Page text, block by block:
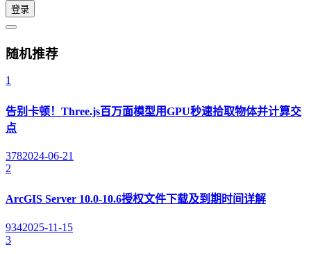
登录
随机推荐
1
告别卡顿！Three.js百万面模型用GPU秒速拾取物体并计算交
点
3782024-06-21
2
ArcGIS Server 10.0-10.6授权文件下载及到期时间详解
9342025-11-15
3